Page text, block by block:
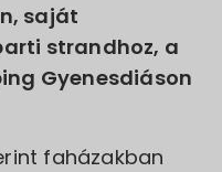
saját
strandhoz, a
Gyenesdiáson
faházakban